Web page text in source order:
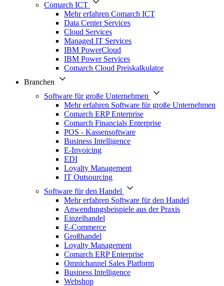
Comarch ICT
Mehr erfahren Comarch ICT
Data Center Services
Cloud Services
Managed IT Services
IBM PowerCloud
IBM Power Services
Comarch Cloud Preiskalkulator
Branchen
Software für große Unternehmen
Mehr erfahren Software für große Unternehmen
Comarch ERP Enterprise
Comarch Financials Enterprise
POS - Kassensoftware
Business Intelligence
E-Invoicing
EDI
Loyalty Management
IT Outsourcing
Software für den Handel
Mehr erfahren Software für den Handel
Anwendungsbeispiele aus der Praxis
Einzelhandel
E-Commerce
Großhandel
Loyalty Management
Comarch ERP Enterprise
Omnichannel Sales Platform
Business Intelligence
Webshop